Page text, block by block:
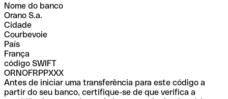
Nome do banco
Orano S.a.
Cidade
Courbevoie
País
França
código SWIFT
ORNOFRPPXXX
Antes de iniciar uma transferência para este código a
partir do seu banco, certifique-se de que verifica a